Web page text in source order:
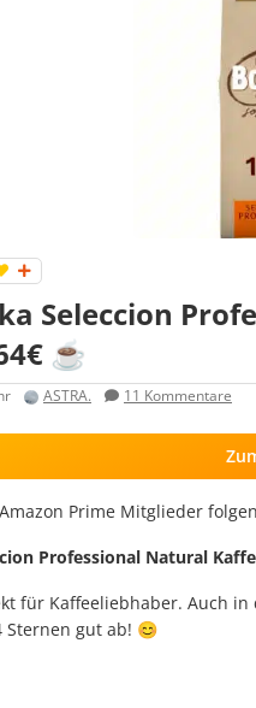
Seleccion
☕
ASTRA. 11 Kommentare
Prime Mitglieder
Professional Natural
für Kaffeeliebhaber. Auch
gut ab! 😊